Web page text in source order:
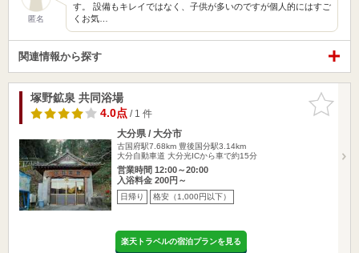
匿名
す。 設備もキレイではなく、子供が多いのですが個人的にはすご
くお気…
関連情報から探す
お気に入
りに追加
塚野鉱泉 共同浴場
4.0点/ 1 件
大分県 / 大分市
古国府駅7.68km 豊後国分駅3.14km
大分自動車道 大分光ICから車で約15分
営業時間 12:00～20:00
入浴料金 200円～
日帰り 格安（1,000円以下）
楽天トラベルの宿泊プランを見る